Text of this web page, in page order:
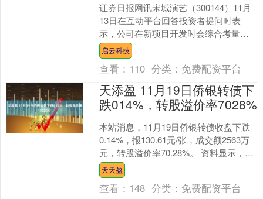
证券日报网讯宋城演艺（300144）11月
13日在互动平台回答投资者提问时表
示，公司在新项目开发时会综合考量地
理区位、基础配套、市场基数及项目成
本效益等多重因素....
启云科技
查看： 110 分类： 免费配资平台
天添盈 11月19日侨银转债下
跌014%，转股溢价率7028%
本站消息，11月19日侨银转债收盘下跌
0.14%，报130.61元/张，成交额2563万
元，转股溢价率70.28%。 资料显示，侨
银转债信用级别为“A+”，债券....
天天盈
查看： 148 分类： 免费配资平台